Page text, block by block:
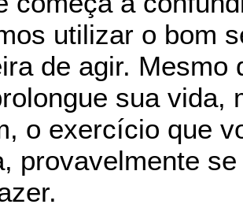
utilizar o bom
de agir.
sua vida,
o exercício que
provavelmente